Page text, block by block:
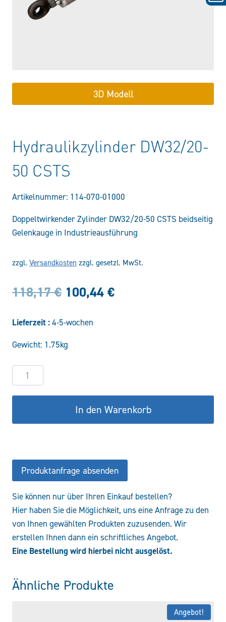
3D Modell
Hydraulikzylinder DW32/20-
50 CSTS
Artikelnummer: 114-070-01000
Doppeltwirkender Zylinder DW32/20-50 CSTS beidseitig
Gelenkauge in Industrieausführung
zzgl. Versandkosten zzgl. gesetzl. MwSt.
118,17€ Ursprünglicher
118,17 €
100,44 €Aktueller
Lieferzeit : 4-5-wochen
Gewicht: 1.75kg
Hydraulikzylinder
DW32/20-
50
Menge
In den Warenkorb
Produktanfrage absenden
Sie können nur über Ihren Einkauf bestellen?
Hier haben Sie die Möglichkeit, uns eine Anfrage zu den
von Ihnen gewählten Produkten zuzusenden. Wir
erstellen Ihnen dann ein schriftliches Angebot.
Eine Bestellung wird hierbei nicht ausgelöst.
Ähnliche Produkte
Angebot!